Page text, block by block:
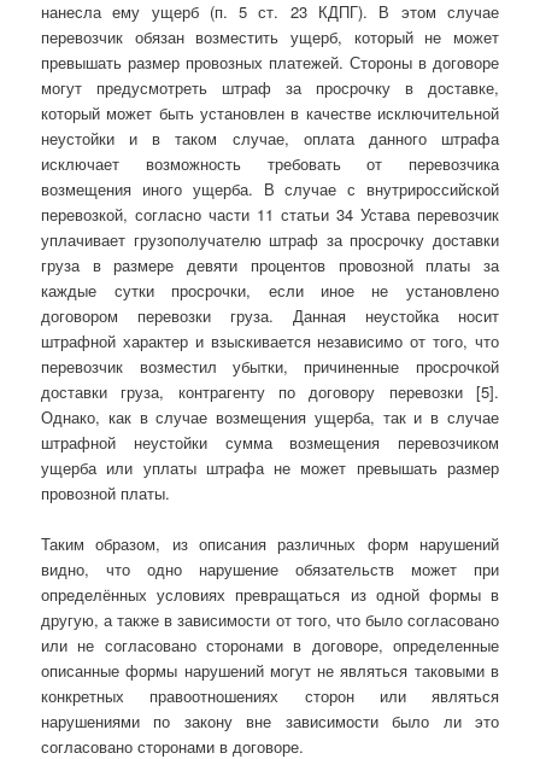
нанесла ему ущерб (п. 5 ст. 23 КДПГ). В этом случае
перевозчик обязан возместить ущерб, который не может
превышать размер провозных платежей. Стороны в договоре
могут предусмотреть штраф за просрочку в доставке,
который может быть установлен в качестве исключительной
неустойки и в таком случае, оплата данного штрафа
исключает возмож­ность требовать от перевозчика
возмещения иного ущерба. В случае с внутрироссийской
перевозкой, согласно части 11 статьи 34 Устава перевозчик
уплачивает грузополучателю штраф за просрочку доставки
груза в размере девяти процентов провозной платы за
каждые сутки просрочки, если иное не установлено
договором перевозки груза. Данная неустойка носит
штрафной характер и взыскивается независимо от того, что
перевозчик возместил убытки, причиненные просрочкой
доставки груза, контрагенту по договору перевозки [5].
Однако, как в случае возмещения ущерба, так и в случае
штрафной неустойки сумма возмещения перевозчиком
ущерба или уплаты штрафа не может превышать размер
провозной платы.
Таким образом, из описания различных форм нарушений
видно, что одно нарушение обязательств может при
определённых условиях превращаться из одной формы в
другую, а также в зависимости от того, что было согласовано
или не согласовано сторонами в договоре, определенные
описанные формы нарушений могут не являться таковыми в
конкретных правоотношениях сторон или являться
нарушениями по закону вне зависимости было ли это
согласовано сторонами в договоре.